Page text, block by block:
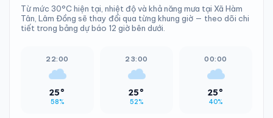
Từ mức 30°C hiện tại, nhiệt độ và khả năng mưa tại Xã Hàm
Tân, Lâm Đồng sẽ thay đổi qua từng khung giờ — theo dõi chi
tiết trong bảng dự báo 12 giờ bên dưới.
22:00
25°
58%
23:00
25°
52%
00:00
25°
40%